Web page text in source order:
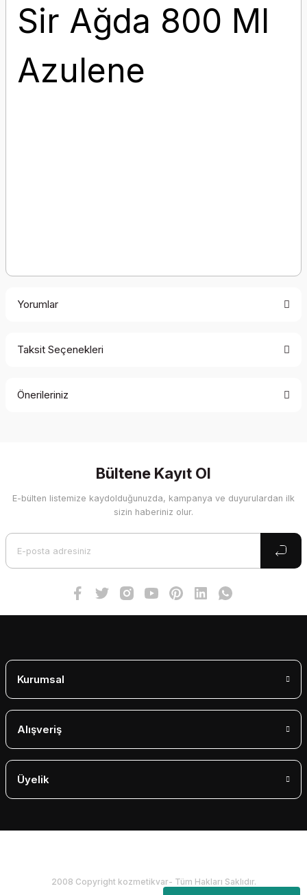
Sir Ağda 800 Ml
Azulene
Yorumlar
Taksit Seçenekleri
Önerileriniz
Görüş ve önerileriniz için teşekkür ederiz.
Ürün resmi kalitesiz, bozuk veya görüntülenemiyor.
Bültene Kayıt Ol
E-bülten listemize kaydolduğunuzda, kampanya ve duyurulardan ilk
sizin haberiniz olur.
Kurumsal
Alışveriş
Üyelik
2008 Copyright kozmetikvar- Tüm Hakları Saklıdır.